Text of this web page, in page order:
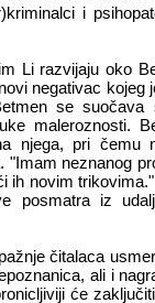
i
Li razvijaju oko
negativac kojeg
se suočava
maleroznosti.
njega, pri čemu
"Imam neznanog
ih novim
posmatra iz
čitalaca
ali i
će